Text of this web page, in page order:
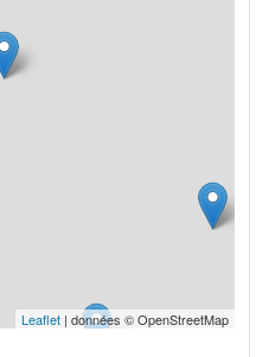
Leaflet | données © OpenStreetMap